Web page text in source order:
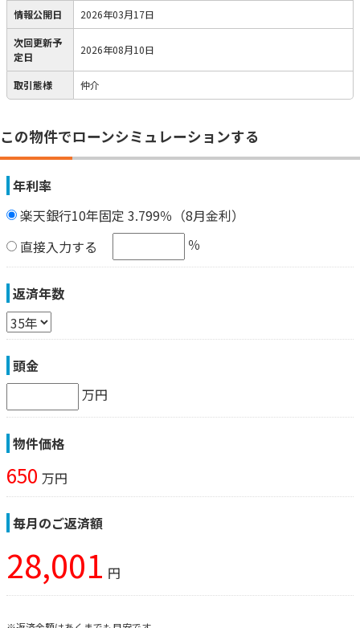
情報公開日 2026年03月17日
次回更新予
定日
2026年08月10日
取引態様 仲介
この物件でローンシミュレーションする
年利率
楽天銀行10年固定 3.799％（8月金利）
直接入力する
％
返済年数
頭金
万円
物件価格
650 万円
毎月のご返済額
28,001 円